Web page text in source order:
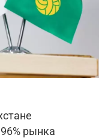
рынка